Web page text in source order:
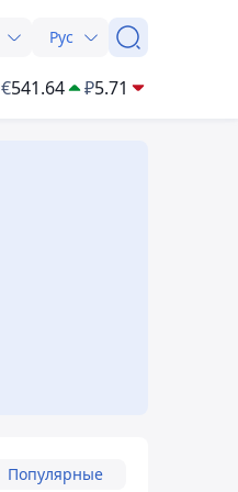
Рус
€541.64 ₽5.71
Популярные